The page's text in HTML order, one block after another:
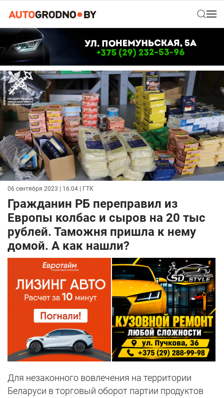
06 сентября 2023 | 16:04 | ГТК
Гражданин РБ переправил из
Европы колбас и сыров на 20 тыс
рублей. Таможня пришла к нему
домой. А как нашли?
Для незаконного вовлечения на территории
Беларуси в торговый оборот партии продуктов